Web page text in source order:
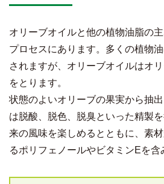
オリーブオイルと他の植物油脂の
プロセスにあります。多くの植物
されますが、オリーブオイルはオ
をとります。
状態のよいオリーブの果実から抽
は脱酸、脱色、脱臭といった精製
来の風味を楽しめるとともに、素
るポリフェノールやビタミンEを含